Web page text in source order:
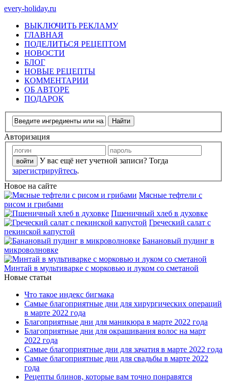
every-holiday.ru
ВЫКЛЮЧИТЬ РЕКЛАМУ
ГЛАВНАЯ
ПОДЕЛИТЬСЯ РЕЦЕПТОМ
НОВОСТИ
БЛОГ
НОВЫЕ РЕЦЕПТЫ
КОММЕНТАРИИ
ОБ АВТОРЕ
ПОДАРОК
Авторизация
У вас ещё нет учетной записи? Тогда
зарегистрируйтесь.
Новое на сайте
Мясные тефтели с
рисом и грибами
Пшеничный хлеб в духовке
Греческий салат с
пекинской капустой
Банановый пудинг в
микроволновке
Минтай в мультиварке с морковью и луком со сметаной
Новые статьи
Что такое индекс бигмака
Самые благоприятные дни для хирургических операций
в марте 2022 года
Благоприятные дни для маникюра в марте 2022 года
Благоприятные дни для окрашивания волос на март
2022 года
Самые благоприятные дни для зачатия в марте 2022 года
Самые благоприятные дни для свадьбы в марте 2022
года
Рецепты блинов, которые вам точно понравятся